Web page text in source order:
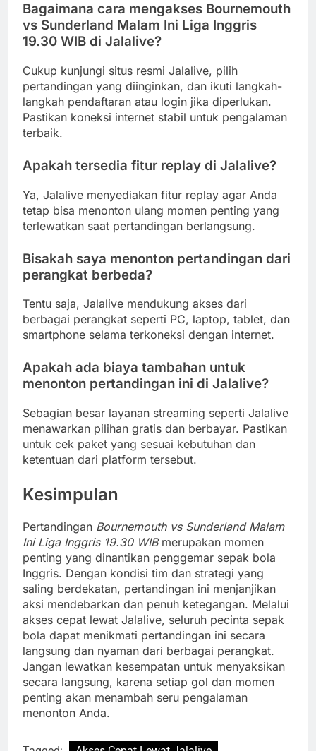
Bagaimana cara mengakses Bournemouth
vs Sunderland Malam Ini Liga Inggris
19.30 WIB di Jalalive?
Cukup kunjungi situs resmi Jalalive, pilih
pertandingan yang diinginkan, dan ikuti langkah-
langkah pendaftaran atau login jika diperlukan.
Pastikan koneksi internet stabil untuk pengalaman
terbaik.
Apakah tersedia fitur replay di Jalalive?
Ya, Jalalive menyediakan fitur replay agar Anda
tetap bisa menonton ulang momen penting yang
terlewatkan saat pertandingan berlangsung.
Bisakah saya menonton pertandingan dari
perangkat berbeda?
Tentu saja, Jalalive mendukung akses dari
berbagai perangkat seperti PC, laptop, tablet, dan
smartphone selama terkoneksi dengan internet.
Apakah ada biaya tambahan untuk
menonton pertandingan ini di Jalalive?
Sebagian besar layanan streaming seperti Jalalive
menawarkan pilihan gratis dan berbayar. Pastikan
untuk cek paket yang sesuai kebutuhan dan
ketentuan dari platform tersebut.
Kesimpulan
Pertandingan Bournemouth vs Sunderland Malam
Ini Liga Inggris 19.30 WIBmerupakan momen
penting yang dinantikan penggemar sepak bola
Inggris. Dengan kondisi tim dan strategi yang
saling berdekatan, pertandingan ini menjanjikan
aksi mendebarkan dan penuh ketegangan. Melalui
akses cepat lewat Jalalive, seluruh pecinta sepak
bola dapat menikmati pertandingan ini secara
langsung dan nyaman dari berbagai perangkat.
Jangan lewatkan kesempatan untuk menyaksikan
secara langsung, karena setiap gol dan momen
penting akan menambah seru pengalaman
menonton Anda.